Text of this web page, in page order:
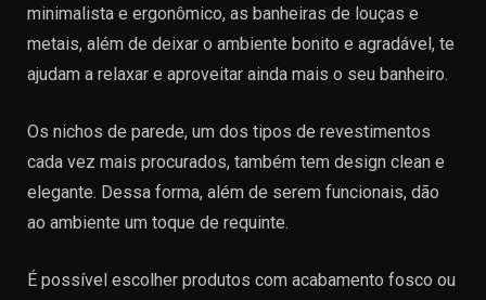
minimalista e ergonômico, as banheiras de louças e
metais, além de deixar o ambiente bonito e agradável, te
ajudam a relaxar e aproveitar ainda mais o seu banheiro.
Os nichos de parede, um dos tipos de revestimentos
cada vez mais procurados, também tem design clean e
elegante. Dessa forma, além de serem funcionais, dão
ao ambiente um toque de requinte.
É possível escolher produtos com acabamento fosco ou